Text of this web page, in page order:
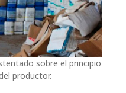
sobre el principio
productor.